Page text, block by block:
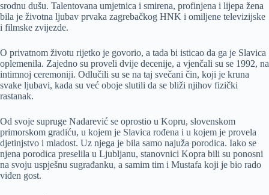
srodnu dušu. Talentovana umjetnica i smirena, profinjena i lijepa žena
bila je životna ljubav prvaka zagrebačkog HNK i omiljene televizijske
i filmske zvijezde.
O privatnom životu rijetko je govorio, a tada bi isticao da ga je Slavica
oplemenila. Zajedno su proveli dvije decenije, a vjenčali su se 1992, na
intimnoj ceremoniji. Odlučili su se na taj svečani čin, koji je kruna
svake ljubavi, kada su već oboje slutili da se bliži njihov fizički
rastanak.
Od svoje supruge Nadarević se oprostio u Kopru, slovenskom
primorskom gradiću, u kojem je Slavica rođena i u kojem je provela
djetinjstvo i mladost. Uz njega je bila samo najuža porodica. Iako se
njena porodica preselila u Ljubljanu, stanovnici Kopra bili su ponosni
na svoju uspješnu sugrađanku, a samim tim i Mustafa koji je bio rado
viđen gost.